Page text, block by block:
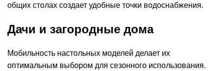
общих столах создает удобные точки водоснабжения.
Дачи и загородные дома
Мобильность настольных моделей делает их
оптимальным выбором для сезонного использования.